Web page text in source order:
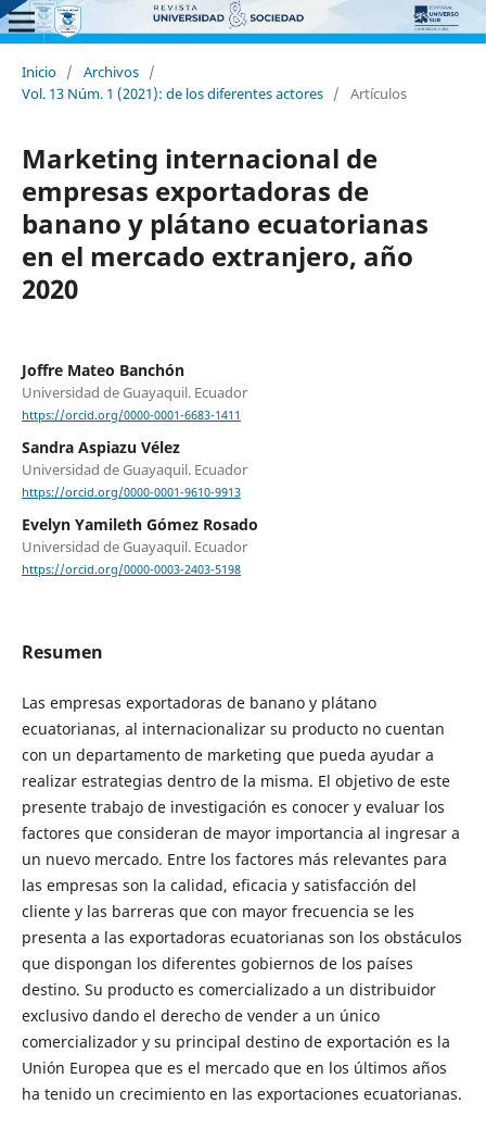
Inicio / Archivos /
Vol. 13 Núm. 1 (2021): de los diferentes actores / Artículos
Marketing internacional de
empresas exportadoras de
banano y plátano ecuatorianas
en el mercado extranjero, año
2020
Joffre Mateo Banchón
Universidad de Guayaquil. Ecuador
https://orcid.org/0000-0001-6683-1411
Sandra Aspiazu Vélez
Universidad de Guayaquil. Ecuador
https://orcid.org/0000-0001-9610-9913
Evelyn Yamileth Gómez Rosado
Universidad de Guayaquil. Ecuador
https://orcid.org/0000-0003-2403-5198
Resumen
Las empresas exportadoras de banano y plátano
ecuatorianas, al internacionalizar su producto no cuentan
con un departamento de marketing que pueda ayudar a
realizar estrategias dentro de la misma. El objetivo de este
presente trabajo de investigación es conocer y evaluar los
factores que consideran de mayor importancia al ingresar a
un nuevo mercado. Entre los factores más relevantes para
las empresas son la calidad, eficacia y satisfacción del
cliente y las barreras que con mayor frecuencia se les
presenta a las exportadoras ecuatorianas son los obstáculos
que dispongan los diferentes gobiernos de los países
destino. Su producto es comercializado a un distribuidor
exclusivo dando el derecho de vender a un único
comercializador y su principal destino de exportación es la
Unión Europea que es el mercado que en los últimos años
ha tenido un crecimiento en las exportaciones ecuatorianas.